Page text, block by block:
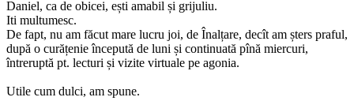
Daniel, ca de obicei, ești amabil și grijuliu.
Iti multumesc.
De fapt, nu am făcut mare lucru joi, de Înalțare, decît am șters praful,
după o curățenie începută de luni și continuată pînă miercuri,
întreruptă pt. lecturi și vizite virtuale pe agonia.
Utile cum dulci, am spune.